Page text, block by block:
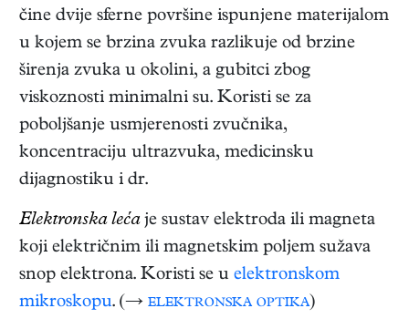
čine dvije sferne površine ispunjene materijalom
u kojem se brzina zvuka razlikuje od brzine
širenja zvuka u okolini, a gubitci zbog
viskoznosti minimalni su. Koristi se za
poboljšanje usmjerenosti zvučnika,
koncentraciju ultrazvuka, medicinsku
dijagnostiku i dr.
Elektronska lećaje sustav elektroda ili magneta
koji električnim ili magnetskim poljem sužava
snop elektrona. Koristi se u elektronskom
mikroskopu. (→ elektronska optika)